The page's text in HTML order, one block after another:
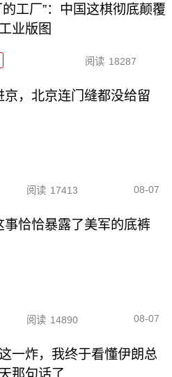
的工厂”：中国这棋彻底颠覆
业版图
阅读 18287
，北京连门缝都没给留
阅读 17413 08-07
恰恰暴露了美军的底裤
阅读 14890 08-07
一炸，我终于看懂伊朗总
那句话了